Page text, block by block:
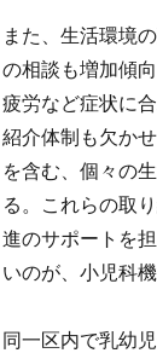
また、生活環境
の相談も増加傾
疲労など症状に
紹介体制も欠か
を含む、個々の
る。これらの取
進のサポートを
いのが、小児科
同一区内で乳幼